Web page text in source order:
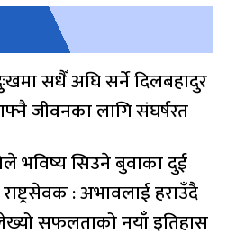
सधैँ अघि सर्ने दिलबहादुर
जीवनका लागि संघर्षरत
भविष्य सिउने बुवाका दुई
: अभावलाई हराउँदै
सफलताको नयाँ इतिहास